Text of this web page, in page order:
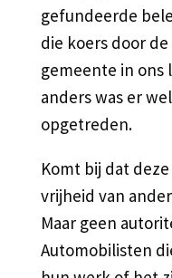
gefundeerde
die koers door
gemeente in
anders was er
opgetreden.
Komt bij dat
vrijheid van
Maar geen
Automobilisten